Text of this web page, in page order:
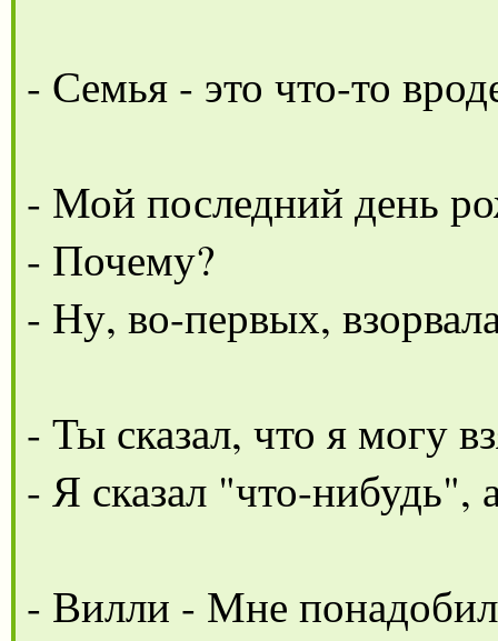
- Семья - это что-то
- Мой последний день
- Почему?
- Ну, во-первых,
- Ты сказал, что я могу
- Я сказал "что-нибудь",
- Вилли - Мне